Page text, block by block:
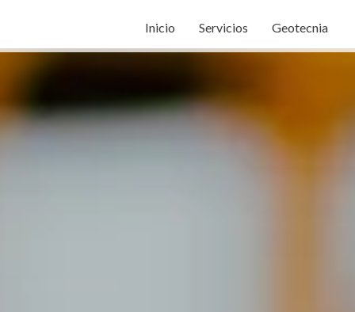
Inicio Servicios Geotecnia